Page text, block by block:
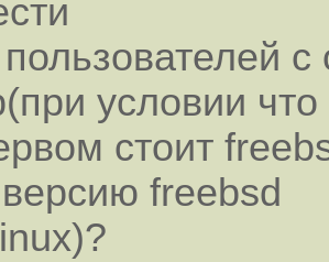
условии что
стоит
freebsd